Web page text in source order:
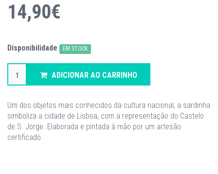
14,90€
Disponibilidade EM STOCK
ADICIONAR AO CARRINHO
Um dos objetos mais conhecidos da cultura nacional, a sardinha
simboliza a cidade de Lisboa, com a representação do Castelo
de S. Jorge. Elaborada e pintada à mão por um artesão
certificado.